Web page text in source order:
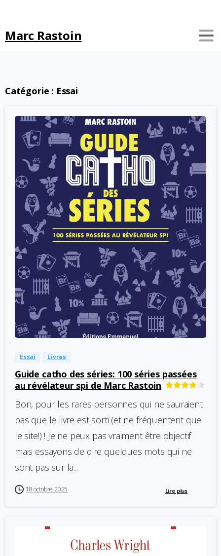
Marc Rastoin
Catégorie : Essai
0
Essai Livres
Guide catho des séries: 100 séries passées
au révélateur spi de Marc Rastoin
Bon, pour les rares personnes qui ne sauraient
pas que le livre est sorti (et ne fréquentent que
le site!) ! Je ne peux pas vraiment être objectif
mais essayons de dire quelques mots qui ne
sont pas sur la...
18 octobre 2025 Lire plus